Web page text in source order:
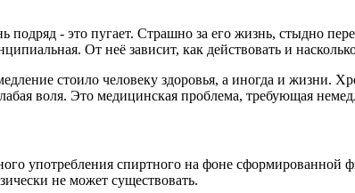
подряд - это пугает. Страшно за его жизнь, стыдно
От неё зависит, как действовать и
стоило человеку здоровья, а иногда и жизни.
воля. Это медицинская проблема, требующая
употребления спиртного на фоне сформированной
не может существовать.